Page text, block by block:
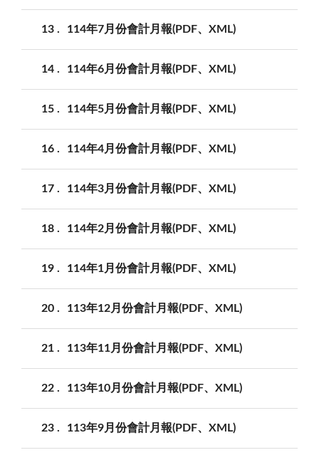
13 114年7月份會計月報(PDF、XML)
14 114年6月份會計月報(PDF、XML)
15 114年5月份會計月報(PDF、XML)
16 114年4月份會計月報(PDF、XML)
17 114年3月份會計月報(PDF、XML)
18 114年2月份會計月報(PDF、XML)
19 114年1月份會計月報(PDF、XML)
20 113年12月份會計月報(PDF、XML)
21 113年11月份會計月報(PDF、XML)
22 113年10月份會計月報(PDF、XML)
23 113年9月份會計月報(PDF、XML)